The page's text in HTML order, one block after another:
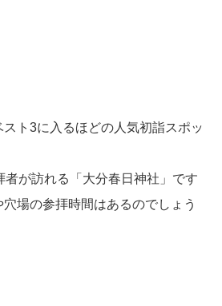
ト3に入るほどの人気初詣スポッ
者が訪れる「大分春日神社」です
場の参拝時間はあるのでしょう